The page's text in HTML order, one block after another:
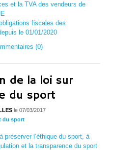
et la TVA des vendeurs de
fiscales des
le 01/01/2020
(0)
de la loi sur
du sport
le 07/03/2017
du sport
préserver l’éthique du sport, à
et la transparence du sport